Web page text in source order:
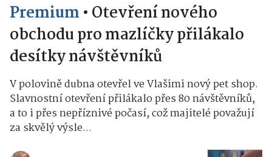
Premium • Otevření nového
obchodu pro mazlíčky přilákalo
desítky návštěvníků
V polovině dubna otevřel ve Vlašimi nový pet shop.
Slavnostní otevření přilákalo přes 80 návštěvníků,
a to i přes nepříznivé počasí, což majitelé považují
za skvělý výsle...